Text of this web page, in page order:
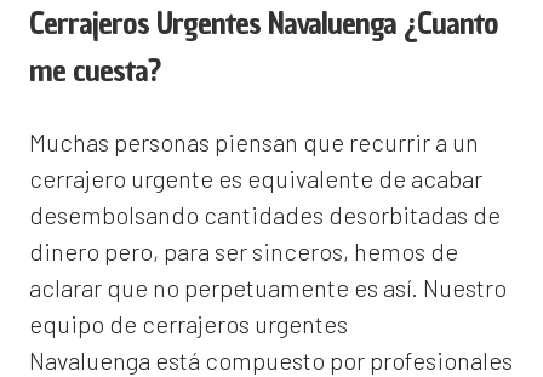
Cerrajeros Urgentes Navaluenga ¿Cuanto
me cuesta?
Muchas personas piensan que recurrir a un
cerrajero urgente es equivalente de acabar
desembolsando cantidades desorbitadas de
dinero pero, para ser sinceros, hemos de
aclarar que no perpetuamente es así. Nuestro
equipo de cerrajeros urgentes
Navaluenga está compuesto por profesionales